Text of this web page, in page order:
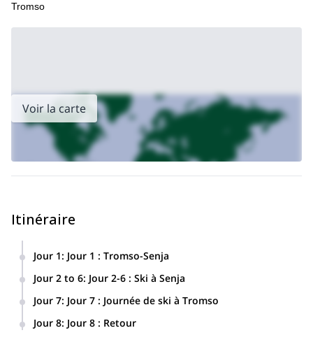
Tromso
Voir la carte
Itinéraire
Jour 1: Jour 1 : Tromso-Senja
heures et demie en voiture jusqu'à **Senja.**Une fois sur
place, nous profiterons de notre nuit dans notre hôtel.
Jour 2 to 6: Jour 2-6 : Ski à Senja
dans les montagnes environnantes. Ici, nous trouverons de
nombreuses montagnes incroyables à skier telles que
Jour 7: Jour 7 : Journée de ski à Tromso
**Tromso.**Nous passerons notre dernière nuit dans un
Jour 8: Jour 8 : Retour